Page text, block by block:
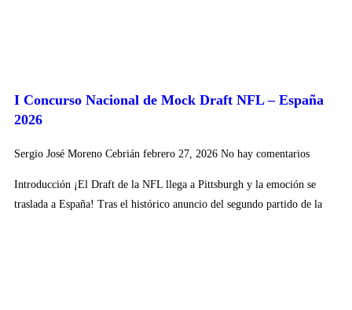
I Concurso Nacional de Mock Draft NFL – España
2026
Sergio José Moreno Cebrián febrero 27, 2026 No hay comentarios
Introducción ¡El Draft de la NFL llega a Pittsburgh y la emoción se
traslada a España! Tras el histórico anuncio del segundo partido de la